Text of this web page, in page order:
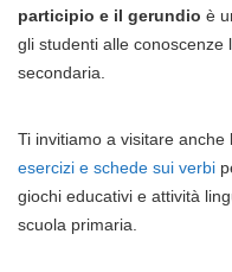
participio e il gerundio è
gli studenti alle conoscenze
secondaria.
Ti invitiamo a visitare
esercizi e schede sui verbi
giochi educativi e attività
scuola primaria.